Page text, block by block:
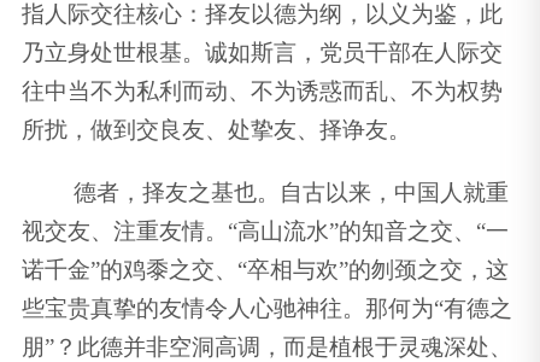
指人际交往核心：择友以德为纲，以义为鉴，此
乃立身处世根基。诚如斯言，党员干部在人际交
往中当不为私利而动、不为诱惑而乱、不为权势
所扰，做到交良友、处挚友、择诤友。
德者，择友之基也。自古以来，中国人就重
视交友、注重友情。“高山流水”的知音之交、“一
诺千金”的鸡黍之交、“卒相与欢”的刎颈之交，这
些宝贵真挚的友情令人心驰神往。那何为“有德之
朋”？此德并非空洞高调，而是植根于灵魂深处、